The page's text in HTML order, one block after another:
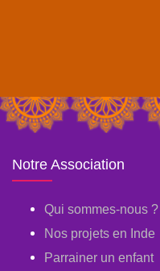
Notre Association
Qui sommes-nous ?
Nos projets en Inde
Parrainer un enfant